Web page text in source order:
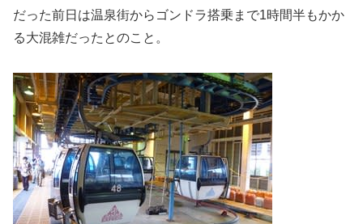
だった前日は温泉街からゴンドラ搭乗まで1時間半もかか
る大混雑だったとのこと。